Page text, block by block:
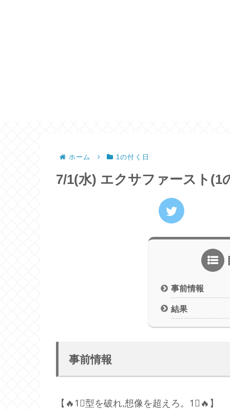
ホーム 1の付く日
7/1(水) エクサファースト(1
事前情報
結果
事前情報
【🔥1⃣型を破れ,想像を超えろ。1⃣🔥】